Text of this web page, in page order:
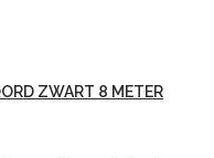
ZWART 8 METER